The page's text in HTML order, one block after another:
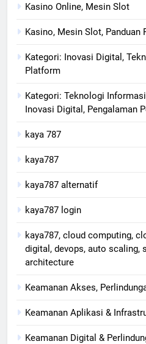
Kasino Online, Mesin Slot
Kasino, Mesin Slot, Panduan
Kategori: Inovasi Digital,
Platform
Kategori: Teknologi
Inovasi Digital, Pengalaman
kaya 787
kaya787
kaya787 alternatif
kaya787 login
kaya787, cloud computing,
digital, devops, auto scaling,
architecture
Keamanan Akses,
Keamanan Aplikasi &
Keamanan Digital &